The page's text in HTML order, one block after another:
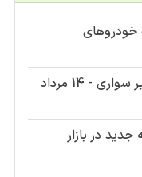
خودروهای
🔴افزایش شدید قیمت تایر سواری - 14 مرداد
در بازار